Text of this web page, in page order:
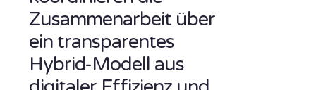
Zusammenarbeit über
ein transparentes
Hybrid-Modell aus